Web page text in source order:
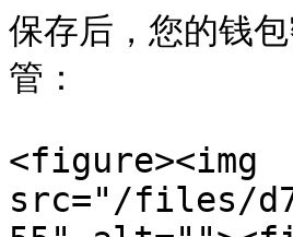
保存后，您的钱
管：
<figure><img
src="/files/